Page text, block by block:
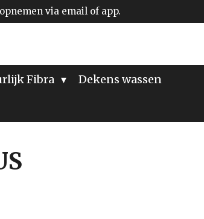
via email of app.
Fibra Dekens wassen